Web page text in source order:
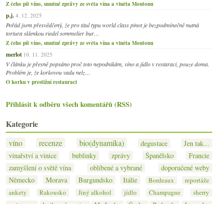
Z čeho pít víno, smutné zprávy ze světa vína a viněta Moutonu
p.j. 4. 12. 2025
Pořád jsem přesvědčený, že pro titul typu world class pinot je bezpodmínečně nutná
tortura sklenkou riedel sommelier bur…
Z čeho pít víno, smutné zprávy ze světa vína a viněta Moutonu
merlot 10. 11. 2025
V článku je přesně popsáno proč toto nepodnikám, víno a jídlo v restaraci, pouze doma.
Problém je, že korkovou vadu nelz…
O korku v prestižní restauraci
Přihlásit k odběru všech komentářů (RSS)
Kategorie
víno recenze bio(dynamika) degustace
Jen tak...
vinařství a vinice
bublinky zprávy Španělsko
Francie
zamyšlení o světě vína
oblíbené a vybrané
doporučené weby
Německo
Morava Burgundsko Itálie Bordeaux
reportáže
ankety
Rakousko Jiný alkohol jídlo Champagne
sherry